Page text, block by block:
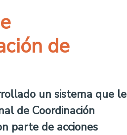
de
un sistema que le
de Coordinación
parte de acciones